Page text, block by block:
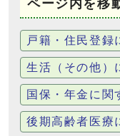
ページ内を移
戸籍・住民登録
生活（その他）
国保・年金に関
後期高齢者医療